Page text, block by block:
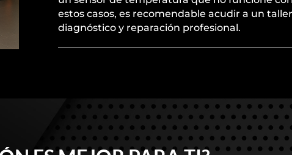
estos casos, es recomendable acudir a un
diagnóstico y reparación profesional.